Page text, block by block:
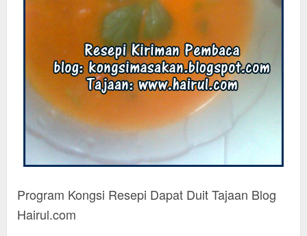
Program Kongsi Resepi Dapat Duit Tajaan Blog
Hairul.com